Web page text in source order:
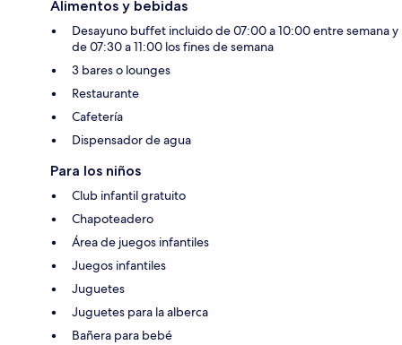
Alimentos y bebidas
Desayuno buffet incluido de 07:00 a 10:00 entre semana y
de 07:30 a 11:00 los fines de semana
3 bares o lounges
Restaurante
Cafetería
Dispensador de agua
Para los niños
Club infantil gratuito
Chapoteadero
Área de juegos infantiles
Juegos infantiles
Juguetes
Juguetes para la alberca
Bañera para bebé